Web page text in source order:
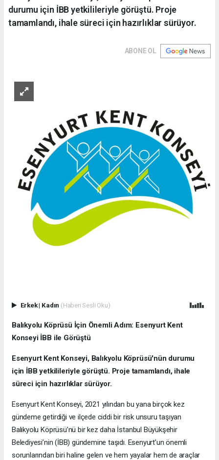
durumu için İBB yetkilileriyle görüştü. Proje
tamamlandı, ihale süreci için hazırlıklar sürüyor.
ABONE OL
Erkek| Kadın (Haberi Sesli Oku)
Balıkyolu Köprüsü İçin Önemli Adım: Esenyurt Kent
Konseyi İBB ile Görüştü
Esenyurt Kent Konseyi, Balıkyolu Köprüsü'nün durumu
için İBB yetkilileriyle görüştü. Proje tamamlandı, ihale
süreci için hazırlıklar sürüyor.
Esenyurt Kent Konseyi, 2021 yılından bu yana birçok kez
gündeme getirdiği ve ilçede ciddi bir risk unsuru taşıyan
Balıkyolu Köprüsü’nü bir kez daha İstanbul Büyükşehir
Belediyesi’nin (İBB) gündemine taşıdı. Esenyurt’un önemli
sorunlarından biri haline gelen ve hem yayalar hem de araçlar